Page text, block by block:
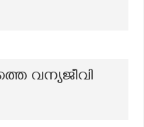
വന്യജീവി